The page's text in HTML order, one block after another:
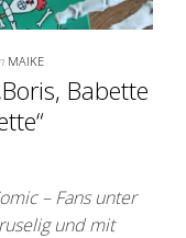
MAIKE
Babette
– Fans unter
und mit